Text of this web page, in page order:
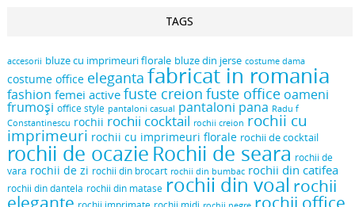
TAGS
accesorii bluze cu imprimeuri florale bluze din jerse costume dama
costume office eleganta fabricat in romania
fashion femei active fuste creion fuste office oameni
frumoși office style pantaloni casual pantaloni pana Radu f
Constantinescu rochii rochii cocktail rochii creion rochii cu
imprimeuri rochii cu imprimeuri florale rochii de cocktail
rochii de ocazie Rochii de seara rochii de
vara rochii de zi rochii din brocart rochii din bumbac rochii din catifea
rochii din dantela rochii din matase rochii din voal rochii
elegante